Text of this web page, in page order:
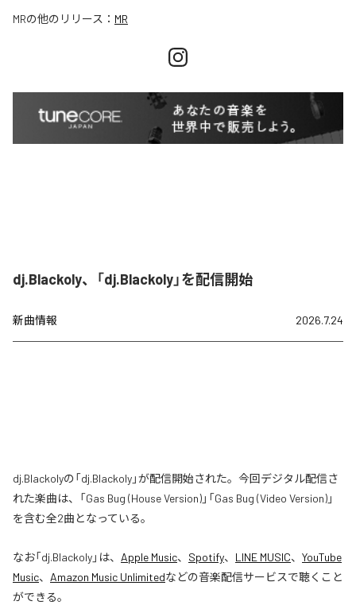
MRの他のリリース： MR
dj.Blackoly、「dj.Blackoly」を配信開始
新曲情報 2026.7.24
dj.Blackolyの「dj.Blackoly」が配信開始された。今回デジタル配信さ
れた楽曲は、「Gas Bug (House Version)」「Gas Bug (Video Version)」
を含む全2曲となっている。
なお「dj.Blackoly」は、 Apple Music、 Spotify、 LINE MUSIC、 YouTube
Music、 Amazon Music Unlimitedなどの音楽配信サービスで聴くこと
ができる。